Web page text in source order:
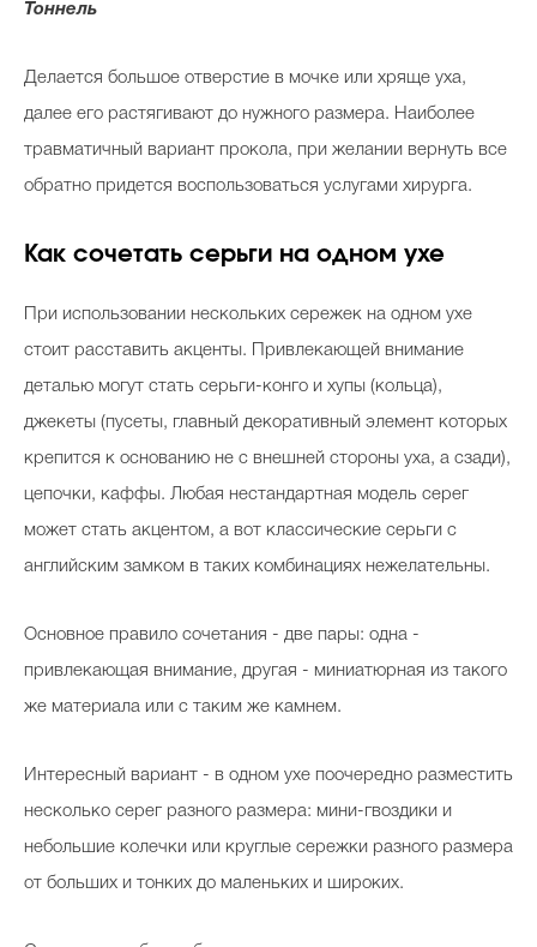
Тоннель
Делается большое отверстие в мочке или хряще уха,
далее его растягивают до нужного размера. Наиболее
травматичный вариант прокола, при желании вернуть все
обратно придется воспользоваться услугами хирурга.
Как сочетать серьги на одном ухе
При использовании нескольких сережек на одном ухе
стоит расставить акценты. Привлекающей внимание
деталью могут стать серьги-конго и хупы (кольца),
джекеты (пусеты, главный декоративный элемент которых
крепится к основанию не с внешней стороны уха, а сзади),
цепочки, каффы. Любая нестандартная модель серег
может стать акцентом, а вот классические серьги с
английским замком в таких комбинациях нежелательны.
Основное правило сочетания - две пары: одна -
привлекающая внимание, другая - миниатюрная из такого
же материала или с таким же камнем.
Интересный вариант - в одном ухе поочередно разместить
несколько серег разного размера: мини-гвоздики и
небольшие колечки или круглые сережки разного размера
от больших и тонких до маленьких и широких.